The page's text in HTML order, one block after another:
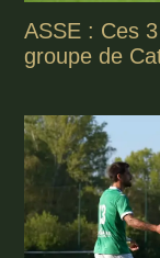
ASSE : Ces
groupe de